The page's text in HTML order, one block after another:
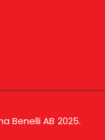
Benelli AB 2025.